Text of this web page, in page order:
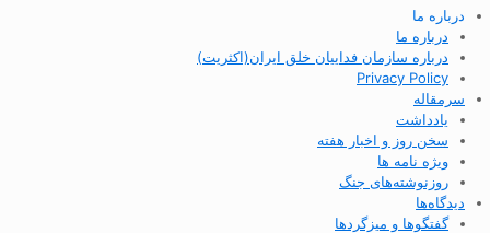
درباره ما
درباره ما
درباره سازمان فداییان خلق ایران(اکثریت)
Privacy Policy
سرمقاله
یادداشت
سخن روز و اخبار هفته
ویژه نامه ها
روزنوشته‌های جنگ
دیدگاه‌ها
گفتگوها و میزگردها